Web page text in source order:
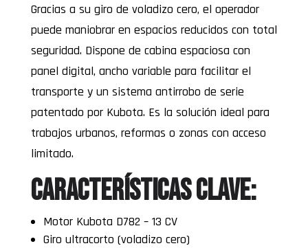
Gracias a su giro de voladizo cero, el operador
puede maniobrar en espacios reducidos con total
seguridad. Dispone de cabina espaciosa con
panel digital, ancho variable para facilitar el
transporte y un sistema antirrobo de serie
patentado por Kubota. Es la solución ideal para
trabajos urbanos, reformas o zonas con acceso
limitado.
Características clave:
Motor Kubota D782 – 13 CV
Giro ultracorto (voladizo cero)